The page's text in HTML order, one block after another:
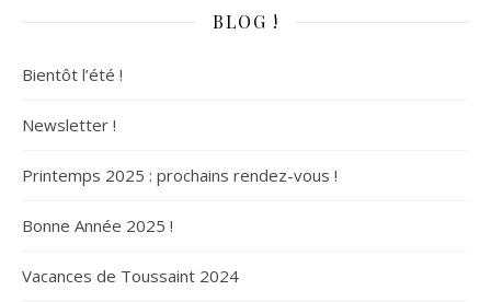
BLOG !
Bientôt l’été !
Newsletter !
Printemps 2025 : prochains rendez-vous !
Bonne Année 2025 !
Vacances de Toussaint 2024